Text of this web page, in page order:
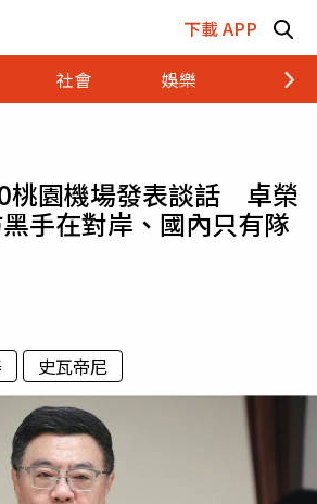
下載 APP
社會 娛樂 財經
桃園機場發表談話 卓榮
手在對岸、國內只有隊
史瓦帝尼